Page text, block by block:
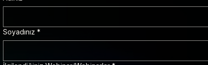
Soyadınız *